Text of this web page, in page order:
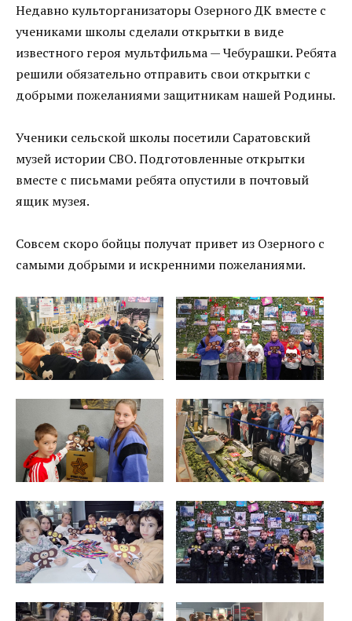
Недавно культорганизаторы Озерного ДК вместе с
учениками школы сделали открытки в виде
известного героя мультфильма — Чебурашки. Ребята
решили обязательно отправить свои открытки с
добрыми пожеланиями защитникам нашей Родины.
Ученики сельской школы посетили Саратовский
музей истории СВО. Подготовленные открытки
вместе с письмами ребята опустили в почтовый
ящик музея.
Совсем скоро бойцы получат привет из Озерного с
самыми добрыми и искренними пожеланиями.